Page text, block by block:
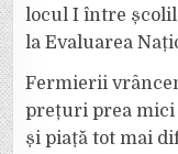
locul I între
la Evaluarea
Fermierii
prețuri prea mici
și piață tot mai